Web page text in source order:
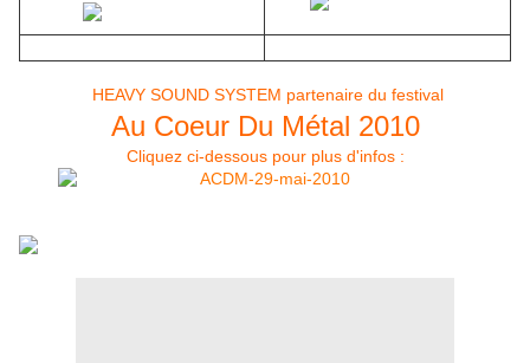
HEAVY SOUND SYSTEM partenaire du festival
Au Coeur Du Métal 2010
Cliquez ci-dessous pour plus d'infos :